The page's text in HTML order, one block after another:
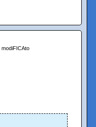
modiFICAto